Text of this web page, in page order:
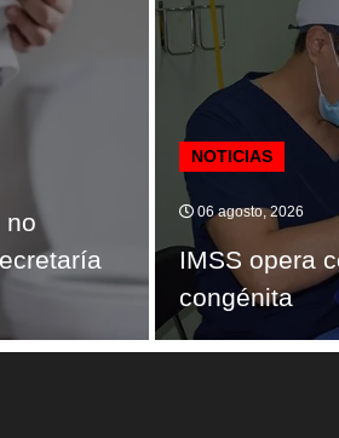
no
NOTICIAS
06 agosto, 2026
IMSS opera
congénita